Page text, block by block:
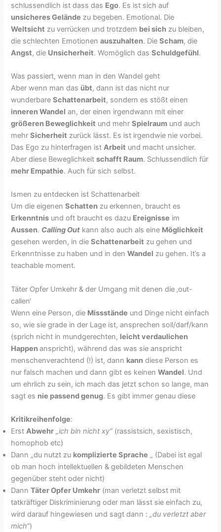
schlussendlich ist dass das Ego. Es ist sich auf
unsicheres Gelände zu begeben. Emotional. Die
Weltsicht zu verrücken und trotzdem bei sich zu bleiben,
die schlechten Emotionenauszuhalten. DieScham, die
Angst, die Unsicherheit. Womöglich dasSchuldgefühl.
Was passiert, wenn man in den Wandel geht
Aber wenn man das übt, dann ist das nicht nur
wunderbareSchattenarbeit, sondern es stößt einen
inneren Wandel an, der einen irgendwann mit einer
größeren Beweglichkeit und mehrSpielraum und auch
mehrSicherheit zurück lässt. Es ist irgendwie nie vorbei.
Das Ego zu hinterfragen istArbeit und macht unsicher.
Aber diese Beweglichkeitschafft Raum. Schlussendlich für
mehr Empathie. Auch für sich selbst.
Ismen zu entdecken ist Schattenarbeit
Um die eigenenSchatten zu erkennen, braucht es
Erkenntnis und oft braucht es dazu Ereignisse im
Aussen. Calling Out kann also auch als eine Möglichkeit
gesehen werden, in dieSchattenarbeit zu gehen und
Erkenntnisse zu haben und in denWandel zu gehen. It’s a
teachable moment.
Täter Opfer Umkehr & der Umgang mit denen die ‚out-
callen‘
Wenn eine Person, die Missstände und Dinge nicht einfach
so, wie sie grade in der Lage ist, ansprechen soll/darf/kann
(sprich nicht in mundgerechten, leicht verdaulichen
Happenanspricht), während das was sie anspricht
menschenverachtend (!) ist, dann kann diese Person es
nur falsch machen und dann gibt es keinenWandel. Und
um ehrlich zu sein, ich mach das jetzt schon so lange, man
sagt es nie passend genug. Es gibt immer genau diese
Kritikreihenfolge:
ErstAbwehr „ich bin nicht xy“ (rassistsich, sexistisch,
homophob etc)
Dann „du nutzt zu komplizierte Sprache „ (Dabei ist egal
ob man hoch intellektuellen & gebildeten Menschen
gegenüber steht oder nicht)
DannTäter Opfer Umkehr (man verletzt selbst mit
tatkräftiger Diskriminierung oder man lässt sie einfach zu,
wird darauf hingewiesen und sagt dann :„du verletzt aber
mich“)